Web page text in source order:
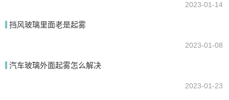
2023-01-14
挡风玻璃里面老是起雾
2023-01-08
汽车玻璃外面起雾怎么解决
2023-01-23